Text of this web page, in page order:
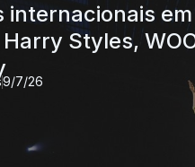
internacionais
Harry Styles,
9/7/26